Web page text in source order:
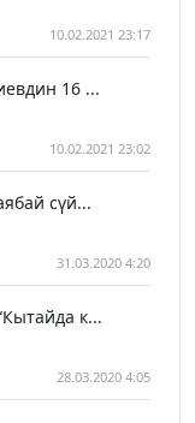
10.02.2021 23:17
16 ...
10.02.2021 23:02
сүй...
31.03.2020 4:20
к...
28.03.2020 4:05